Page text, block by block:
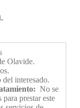
.
Olavide.
interesado.
No se
prestar este